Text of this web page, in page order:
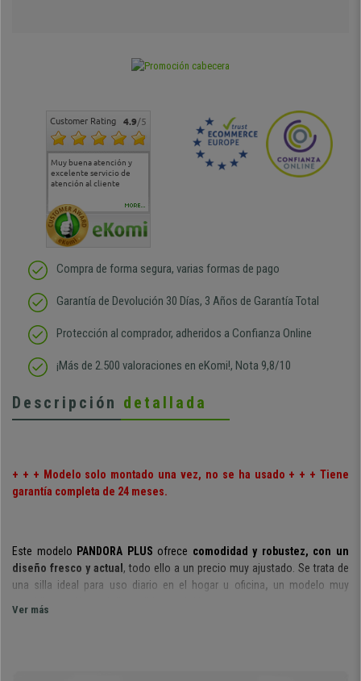
Customer Rating 4.9/5
Muy buena atención y
excelente servicio de
atención al cliente
Muy buena atención de
cara al asesoramiento
Si estoy contento
MORE...
Compra de forma segura, varias formas de pago
Garantía de Devolución 30 Días, 3 Años de Garantía Total
Protección al comprador, adheridos a Confianza Online
¡Más de 2.500 valoraciones en eKomi!, Nota 9,8/10
Descripción detallada
+ + + Modelo solo montado una vez, no se ha usado + + + Tiene
garantía completa de 24 meses.
Este modelo PANDORA PLUS ofrece comodidad y robustez, con un
diseño fresco y actual , todo ello a un precio muy ajustado. Se trata de
una silla ideal para uso diario en el hogar u oficina, un modelo muy
Ver más